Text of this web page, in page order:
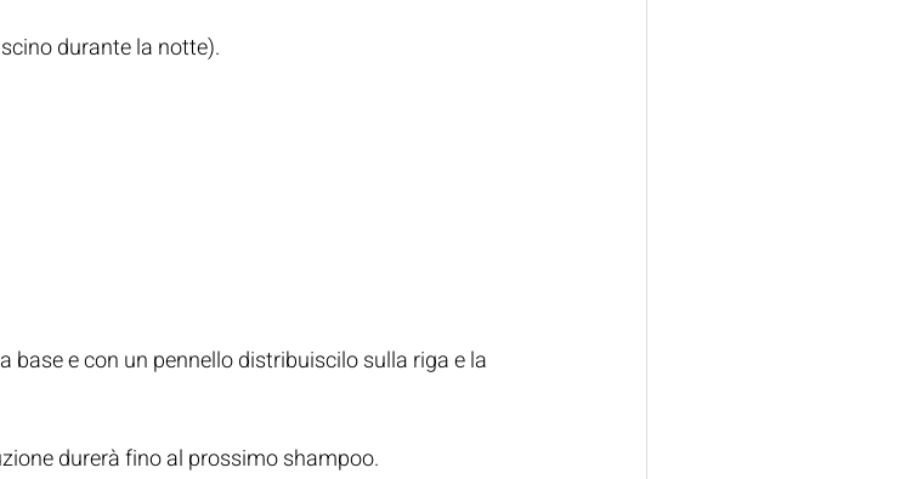
durante la notte).
base e con un pennello distribuiscilo sulla riga e la
durerà fino al prossimo shampoo.